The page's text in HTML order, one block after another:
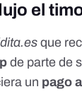
el
que
de parte de
un pago